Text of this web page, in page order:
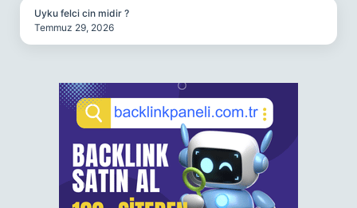
Uyku felci cin midir ?
Temmuz 29, 2026